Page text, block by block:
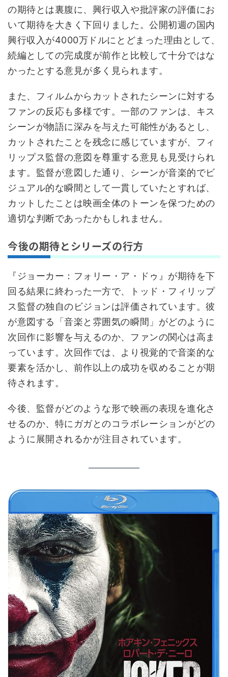
の期待とは裏腹に、興行収入や批評家の評価にお
いて期待を大きく下回りました。公開初週の国内
興行収入が4000万ドルにとどまった理由として、
続編としての完成度が前作と比較して十分ではな
かったとする意見が多く見られます。
また、フィルムからカットされたシーンに対する
ファンの反応も多様です。一部のファンは、キス
シーンが物語に深みを与えた可能性があるとし、
カットされたことを残念に感じていますが、フィ
リップス監督の意図を尊重する意見も見受けられ
ます。監督が意図した通り、シーンが音楽的でビ
ジュアル的な瞬間として一貫していたとすれば、
カットしたことは映画全体のトーンを保つための
適切な判断であったかもしれません。
今後の期待とシリーズの行方
『ジョーカー：フォリー・ア・ドゥ』が期待を下
回る結果に終わった一方で、トッド・フィリップ
ス監督の独自のビジョンは評価されています。彼
が意図する「音楽と雰囲気の瞬間」がどのように
次回作に影響を与えるのか、ファンの関心は高ま
っています。次回作では、より視覚的で音楽的な
要素を活かし、前作以上の成功を収めることが期
待されます。
今後、監督がどのような形で映画の表現を進化さ
せるのか、特にガガとのコラボレーションがどの
ように展開されるかが注目されています。